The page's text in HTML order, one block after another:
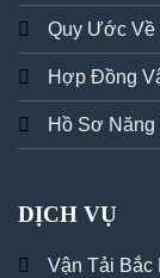
Quy Ước
Hợp Đồng
Hồ Sơ
DỊCH VỤ
Vận Tải Bắc